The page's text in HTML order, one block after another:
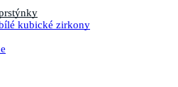
kubické zirkony